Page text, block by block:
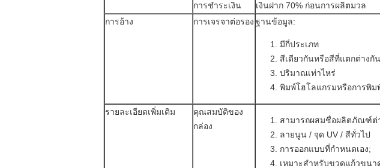
การชำระเงิน
เงินฝาก 70% ก่อนการผลิตมวล
การอ้าง
การเจรจาต่อรอง ฐานข้อมูล:
มีกี่ประเภท
สีเดียวกันหรือสีที่แตกต่างกั
ปริมาณเท่าไหร่
พิมพ์โฮโลแกรมหรือการพิม
รายละเอียดเพิ่มเติม
คุณสมบัติของ
กล่อง
สามารถผสมชื่อผลิตภัณฑ์ต่
ลายนูน / จุด UV / สีทั่วไป
การออกแบบที่กำหนดเอง;
เหมาะสำหรับขวดแก้วขนา